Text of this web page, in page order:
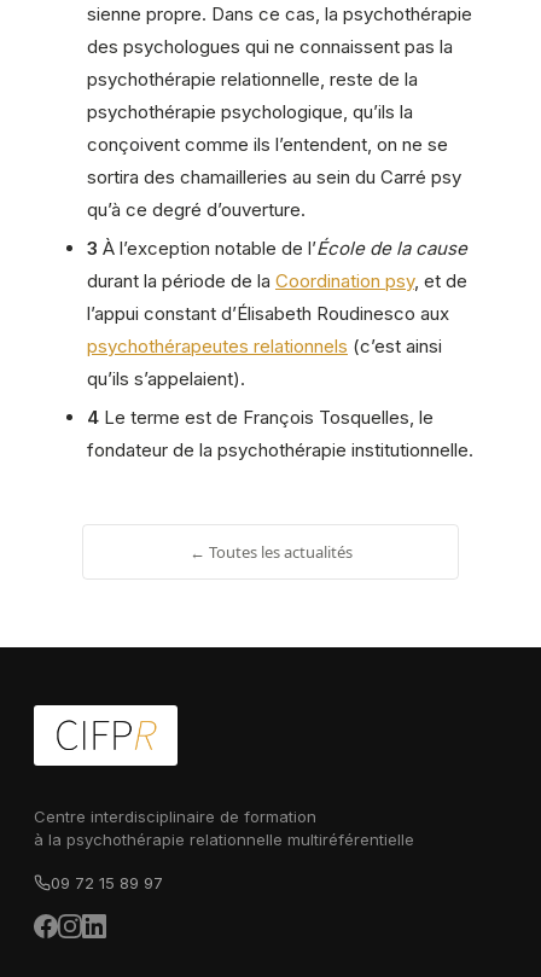
sienne propre. Dans ce cas, la psychothérapie
des psychologues qui ne connaissent pas la
psychothérapie relationnelle, reste de la
psychothérapie psychologique, qu’ils la
conçoivent comme ils l’entendent, on ne se
sortira des chamailleries au sein du Carré psy
qu’à ce degré d’ouverture.
3 À l’exception notable de l’École de la cause
durant la période de la Coordination psy, et de
l’appui constant d’Élisabeth Roudinesco aux
psychothérapeutes relationnels (c’est ainsi
qu’ils s’appelaient).
4 Le terme est de François Tosquelles, le
fondateur de la psychothérapie institutionnelle.
← Toutes les actualités
Centre interdisciplinaire de formation
à la psychothérapie relationnelle multiréférentielle
09 72 15 89 97